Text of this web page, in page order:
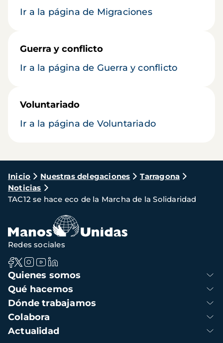
Ir a la página de Migraciones
Guerra y conflicto
Ir a la página de Guerra y conflicto
Voluntariado
Ir a la página de Voluntariado
Ruta
de
navegación
Inicio Nuestras delegaciones
Tarragona
Noticias
TAC12 se hace eco de la Marcha de la Solidaridad
Navegación
principal
Quienes somos
Qué hacemos
Dónde trabajamos
Colabora
Actualidad
Redes sociales